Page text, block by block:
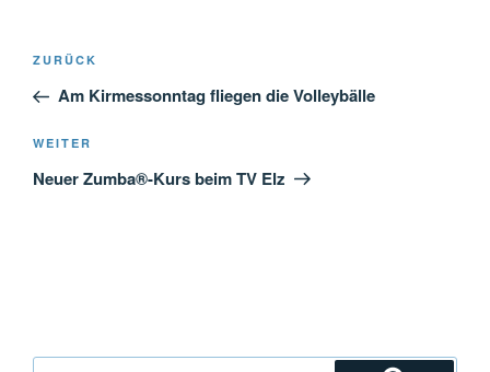
Beitragsnavigation
Vorheriger
Beitrag
ZURÜCK
Am Kirmessonntag fliegen die Volleybälle
Nächster
Beitrag
WEITER
Neuer Zumba®-Kurs beim TV Elz